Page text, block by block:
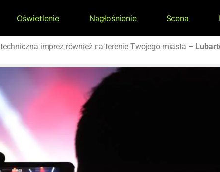
Oświetlenie Nagłośnienie Scena
techniczna imprez również na terenie Twojego miasta –